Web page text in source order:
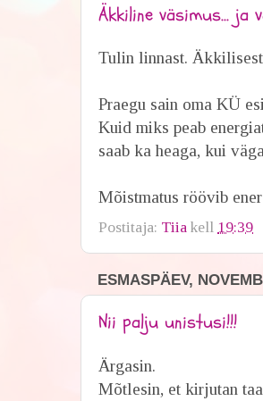
Äkkiline väsimus... ja
Tulin linnast.
Praegu sain oma KÜ
Kuid miks peab
saab ka heaga, kui
Mõistmatus röövib
Postitaja: Tiia kell 19:39
ESMASPÄEV,
Nii palju unistusi!!!
Ärgasin.
Mõtlesin, et kirjutan